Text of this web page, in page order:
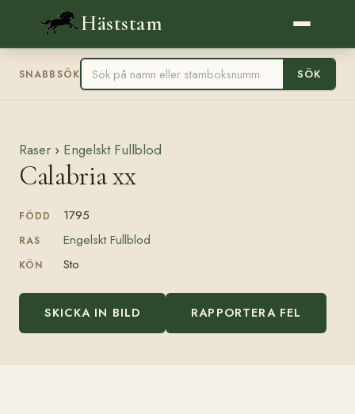
Häststam
SNABBSÖK SÖK
Raser › Engelskt Fullblod
Calabria xx
FÖDD 1795
RAS Engelskt Fullblod
KÖN Sto
SKICKA IN BILD RAPPORTERA FEL